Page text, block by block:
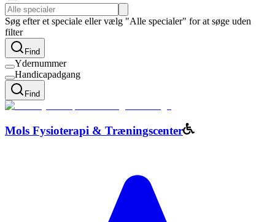
Søg efter et speciale eller vælg "Alle specialer" for at søge uden
filter
Find
Ydernummer
Handicapadgang
Find
Mols Fysioterapi & Træningscenter